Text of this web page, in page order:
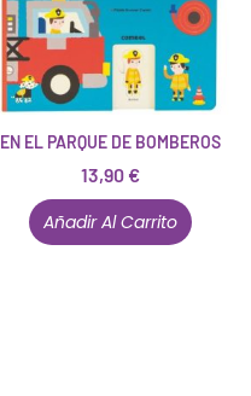
EN EL PARQUE DE BOMBEROS
13,90 €
Añadir Al Carrito